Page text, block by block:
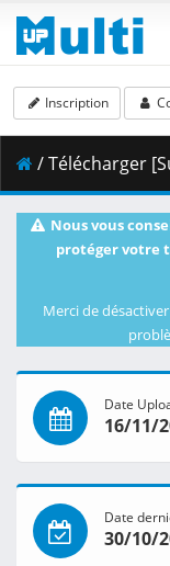
Inscription
/ Télécharger [SubsPlease] Rurouni
Nous vous
protéger votre
Merci de
Date
16/11/
Date
30/10/